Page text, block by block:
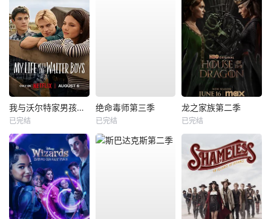
我与沃尔特家男孩的生活第三季
已完结
绝命毒师第三季
已完结
龙之家族第二季
已完结